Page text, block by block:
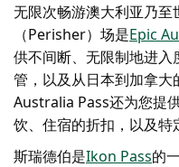
无限次畅游澳大利亚乃
（Perisher）场是Epic
供不间断、无限制地进
管，以及从日本到加拿
Australia Pass还为您提
饮、住宿的折扣，以及特
斯瑞德伯是Ikon Pass的